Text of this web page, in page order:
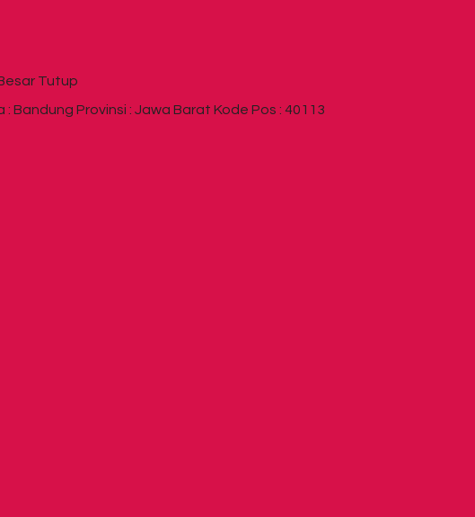
Tutup
Bandung Provinsi : Jawa Barat Kode Pos : 40113